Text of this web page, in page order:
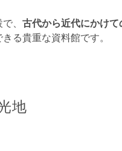
、 古代から近代にかけ
る貴重な資料館です。
地